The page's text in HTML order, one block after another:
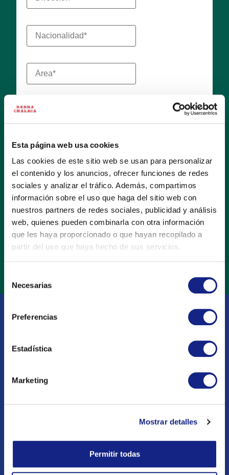
Esta página web usa cookies
Las cookies de este sitio web se usan para personalizar
el contenido y los anuncios, ofrecer funciones de redes
sociales y analizar el tráfico. Además, compartimos
información sobre el uso que haga del sitio web con
nuestros partners de redes sociales, publicidad y análisis
web, quienes pueden combinarla con otra información
que les haya proporcionado o que hayan recopilado a
partir del uso que haya hecho de sus servicios.
Necesarias
Preferencias
Estadística
Marketing
Mostrar detalles
Permitir todas
Adjuntar CV (PDF)*
* Campos obligatorios
POSTULAR
PROMOCIONES